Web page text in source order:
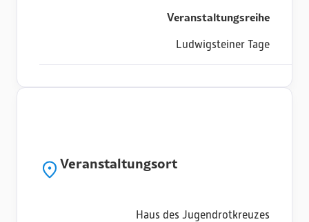
Veranstaltungsreihe
Ludwigsteiner Tage
Veranstaltungsort
Haus des Jugendrotkreuzes